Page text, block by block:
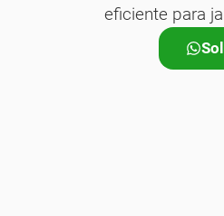
eficiente para